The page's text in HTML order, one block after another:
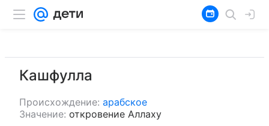
Кашфулла
Происхождение: арабское
Значение: откровение Аллаху